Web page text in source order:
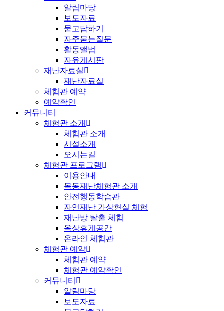
알림마당
보도자료
묻고답하기
자주묻는질문
활동앨범
자유게시판
재난자료실
재난자료실
체험관 예약
예약확인
커뮤니티
체험관 소개
체험관 소개
시설소개
오시는길
체험관 프로그램
이용안내
목동재난체험관 소개
안전행동학습관
자연재난 가상현실 체험
재난방 탈출 체험
옥상휴게공간
온라인 체험관
체험관 예약
체험관 예약
체험관 예약확인
커뮤니티
알림마당
보도자료